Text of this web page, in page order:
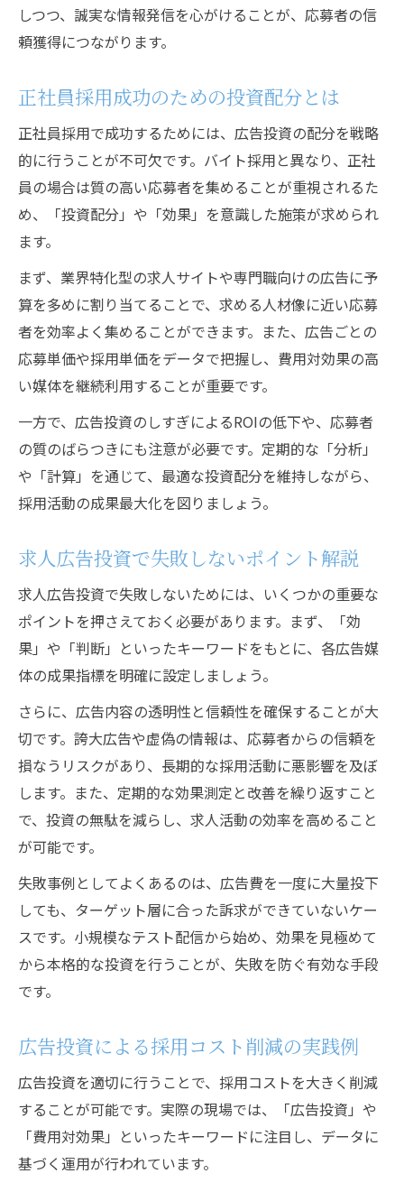
しつつ、誠実な情報発信を心がけることが、応募者の信
頼獲得につながります。
正社員採用成功のための投資配分とは
正社員採用で成功するためには、広告投資の配分を戦略
的に行うことが不可欠です。バイト採用と異なり、正社
員の場合は質の高い応募者を集めることが重視されるた
め、「投資配分」や「効果」を意識した施策が求められ
ます。
まず、業界特化型の求人サイトや専門職向けの広告に予
算を多めに割り当てることで、求める人材像に近い応募
者を効率よく集めることができます。また、広告ごとの
応募単価や採用単価をデータで把握し、費用対効果の高
い媒体を継続利用することが重要です。
一方で、広告投資のしすぎによるROIの低下や、応募者
の質のばらつきにも注意が必要です。定期的な「分析」
や「計算」を通じて、最適な投資配分を維持しながら、
採用活動の成果最大化を図りましょう。
求人広告投資で失敗しないポイント解説
求人広告投資で失敗しないためには、いくつかの重要な
ポイントを押さえておく必要があります。まず、「効
果」や「判断」といったキーワードをもとに、各広告媒
体の成果指標を明確に設定しましょう。
さらに、広告内容の透明性と信頼性を確保することが大
切です。誇大広告や虚偽の情報は、応募者からの信頼を
損なうリスクがあり、長期的な採用活動に悪影響を及ぼ
します。また、定期的な効果測定と改善を繰り返すこと
で、投資の無駄を減らし、求人活動の効率を高めること
が可能です。
失敗事例としてよくあるのは、広告費を一度に大量投下
しても、ターゲット層に合った訴求ができていないケー
スです。小規模なテスト配信から始め、効果を見極めて
から本格的な投資を行うことが、失敗を防ぐ有効な手段
です。
広告投資による採用コスト削減の実践例
広告投資を適切に行うことで、採用コストを大きく削減
することが可能です。実際の現場では、「広告投資」や
「費用対効果」といったキーワードに注目し、データに
基づく運用が行われています。